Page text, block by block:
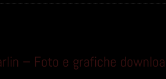
– Foto e grafiche